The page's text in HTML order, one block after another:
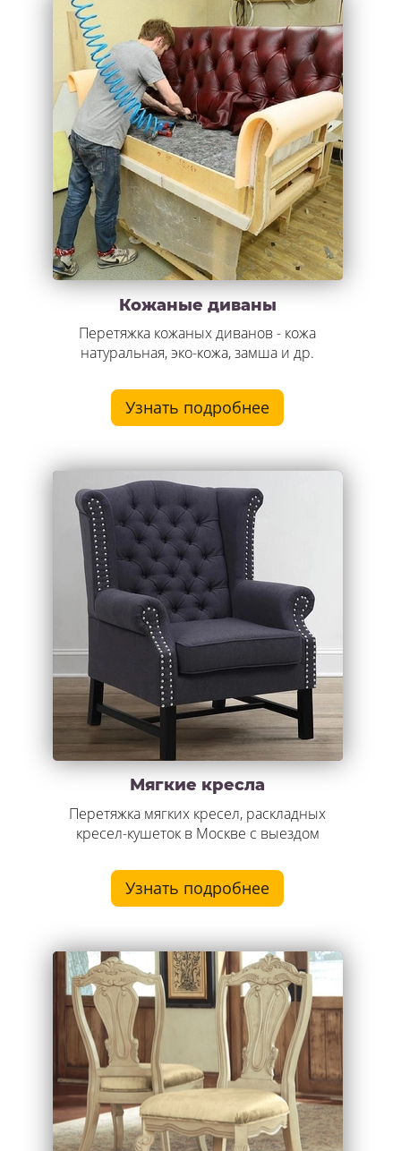
Кожаные диваны
Перетяжка кожаных диванов - кожа
натуральная, эко-кожа, замша и др.
Узнать подробнее
Мягкие кресла
Перетяжка мягких кресел, раскладных
кресел-кушеток в Москве с выездом
Узнать подробнее